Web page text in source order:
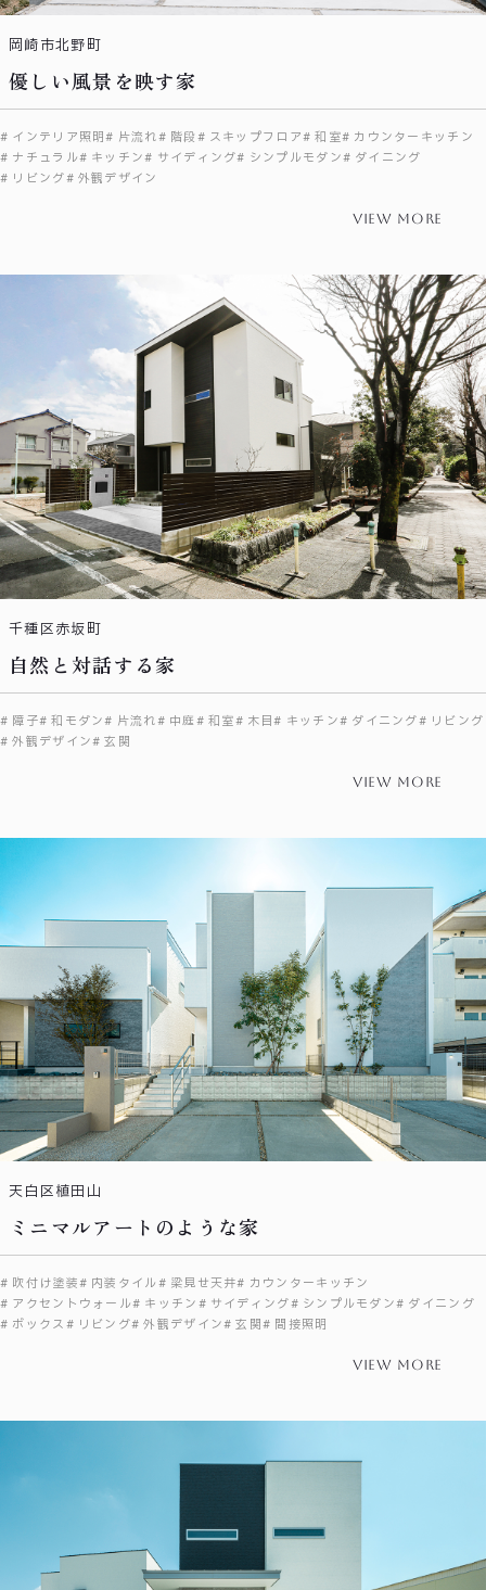
岡崎市北野町
優しい風景を映す家
インテリア照明 片流れ 階段 スキップフロア 和室
カウンターキッチン
ナチュラル
キッチン サイディング シンプルモダン
ダイニング
リビング
外観デザイン
view more
千種区赤坂町
自然と対話する家
障子 和モダン 片流れ 中庭 和室 木目 キッチン ダイニング
リビング
外観デザイン
玄関
view more
天白区植田山
ミニマルアートのような家
吹付け塗装 内装タイル 梁見せ天井
カウンターキッチン
アクセントウォール
キッチン サイディング シンプルモダン
ダイニング
ボックス
リビング 外観デザイン 玄関 間接照明
view more